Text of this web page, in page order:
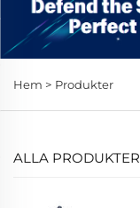
Hem > Produkter
ALLA PRODUKTER